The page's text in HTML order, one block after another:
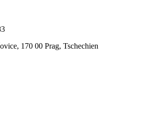
170 00 Prag, Tschechien